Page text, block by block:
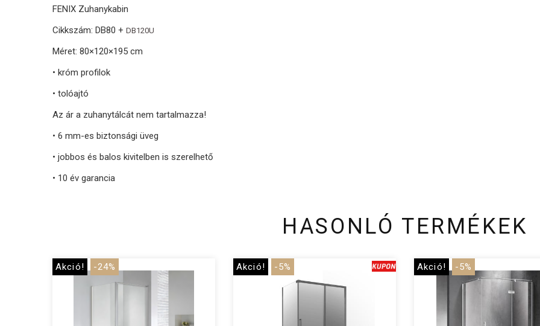
FENIX Zuhanykabin
Cikkszám: DB80 + DB120U
Méret: 80×120×195 cm
• króm profilok
• tolóajtó
Az ár a zuhanytálcát nem tartalmazza!
• 6 mm-es biztonsági üveg
• jobbos és balos kivitelben is szerelhető
• 10 év garancia
HASONLÓ TERMÉKEK
Akció! -24% Akció! -5% Akció! -5%